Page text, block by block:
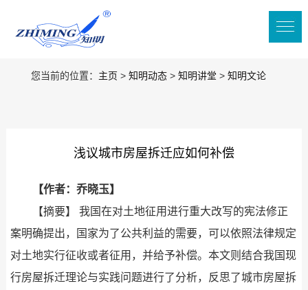
您当前的位置： 主页 > 知明动态> 知明讲堂 > 知明文论
浅议城市房屋拆迁应如何补偿
【作者：乔晓玉】
【摘要】 我国在对土地征用进行重大改写的宪法修正
案明确提出，国家为了公共利益的需要，可以依照法律规定
对土地实行征收或者征用，并给予补偿。本文则结合我国现
行房屋拆迁理论与实践问题进行了分析，反思了城市房屋拆